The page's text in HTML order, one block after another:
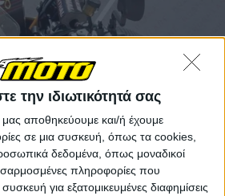
την ιδιωτικότητά σας
μας αποθηκεύουμε και/ή έχουμε
σε μια συσκευή, όπως τα cookies,
δεδομένα, όπως μοναδικοί
πληροφορίες που
για εξατομικευμένες διαφημίσεις